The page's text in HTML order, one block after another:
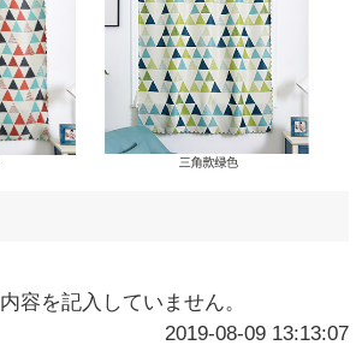
容を記入していません。
2019-08-09 13:13:07